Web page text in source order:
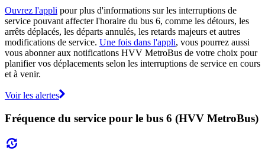
Ouvrez l'appli pour plus d'informations sur les interruptions de
service pouvant affecter l'horaire du bus 6, comme les détours, les
arrêts déplacés, les départs annulés, les retards majeurs et autres
modifications de service. Une fois dans l'appli, vous pourrez aussi
vous abonner aux notifications HVV MetroBus de votre choix pour
planifier vos déplacements selon les interruptions de service en cours
et à venir.
Voir les alertes
Fréquence du service pour le bus 6 (HVV MetroBus)